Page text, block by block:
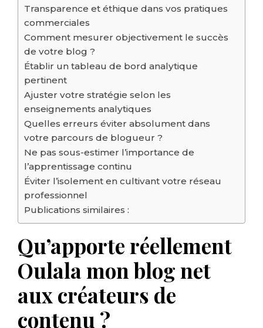
Transparence et éthique dans vos pratiques
commerciales
Comment mesurer objectivement le succès
de votre blog ?
Établir un tableau de bord analytique
pertinent
Ajuster votre stratégie selon les
enseignements analytiques
Quelles erreurs éviter absolument dans
votre parcours de blogueur ?
Ne pas sous-estimer l’importance de
l’apprentissage continu
Éviter l’isolement en cultivant votre réseau
professionnel
Publications similaires :
Qu’apporte réellement
Oulala mon blog net
aux créateurs de
contenu ?